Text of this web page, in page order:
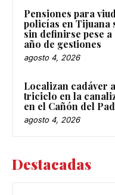
Pensiones para
policías en Tijuana
sin definirse pese a
año de gestiones
agosto 4, 2026
Localizan cadáver
triciclo en la
en el Cañón del
agosto 4, 2026
Destacadas